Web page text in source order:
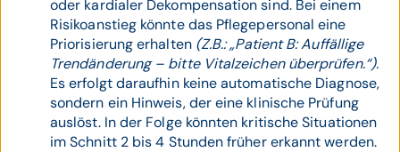
oder kardialer Dekompensation sind. Bei einem
Risikoanstieg könnte das Pflegepersonal eine
Priorisierung erhalten (Z.B.: „Patient B: Auffällige
Trendänderung – bitte Vitalzeichen überprüfen.“).
Es erfolgt daraufhin keine automatische Diagnose,
sondern ein Hinweis, der eine klinische Prüfung
auslöst. In der Folge könnten kritische Situationen
im Schnitt 2 bis 4 Stunden früher erkannt werden.